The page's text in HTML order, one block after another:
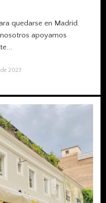
quedarse en Madrid.
apoyamos
2023